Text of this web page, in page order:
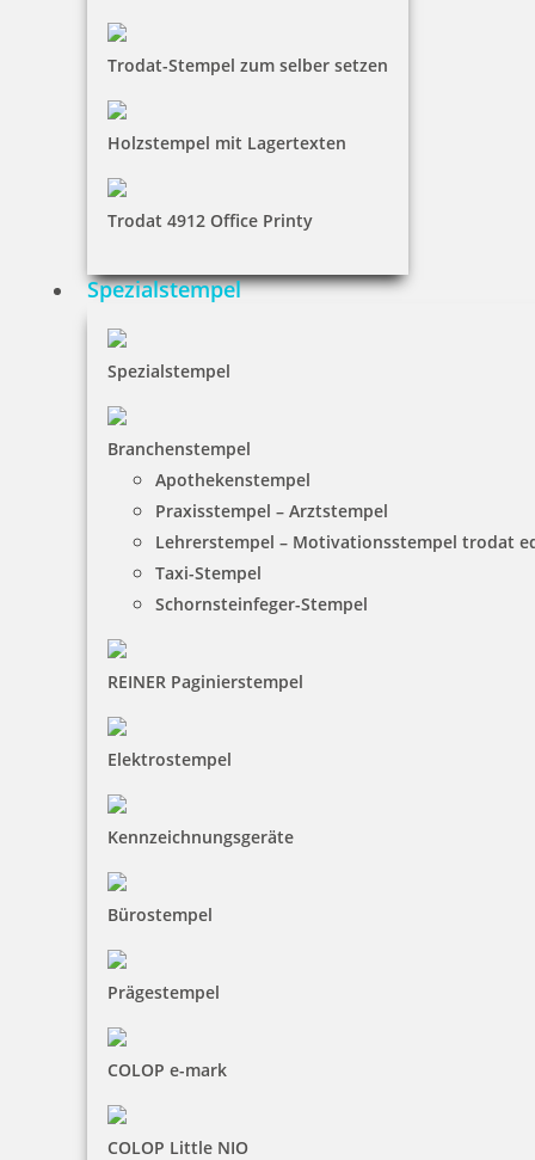
Trodat-Stempel zum selber setzen
Holzstempel mit Lagertexten
Trodat 4912 Office Printy
Spezialstempel
Spezialstempel
Branchenstempel
Apothekenstempel
Praxisstempel – Arztstempel
Lehrerstempel – Motivationsstempel trodat
Taxi-Stempel
Schornsteinfeger-Stempel
REINER Paginierstempel
Elektrostempel
Kennzeichnungsgeräte
Bürostempel
Prägestempel
COLOP e-mark
COLOP Little NIO